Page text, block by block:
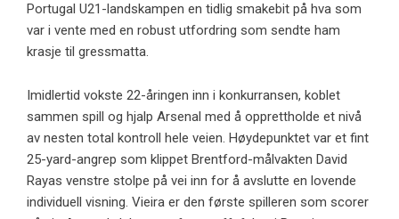
Portugal U21-landskampen en tidlig smakebit på hva som
var i vente med en robust utfordring som sendte ham
krasje til gressmatta.
Imidlertid vokste 22-åringen inn i konkurransen, koblet
sammen spill og hjalp Arsenal med å opprettholde et nivå
av nesten total kontroll hele veien. Høydepunktet var et fint
25-yard-angrep som klippet Brentford-målvakten David
Rayas venstre stolpe på vei inn for å avslutte en lovende
individuell visning. Vieira er den første spilleren som scorer